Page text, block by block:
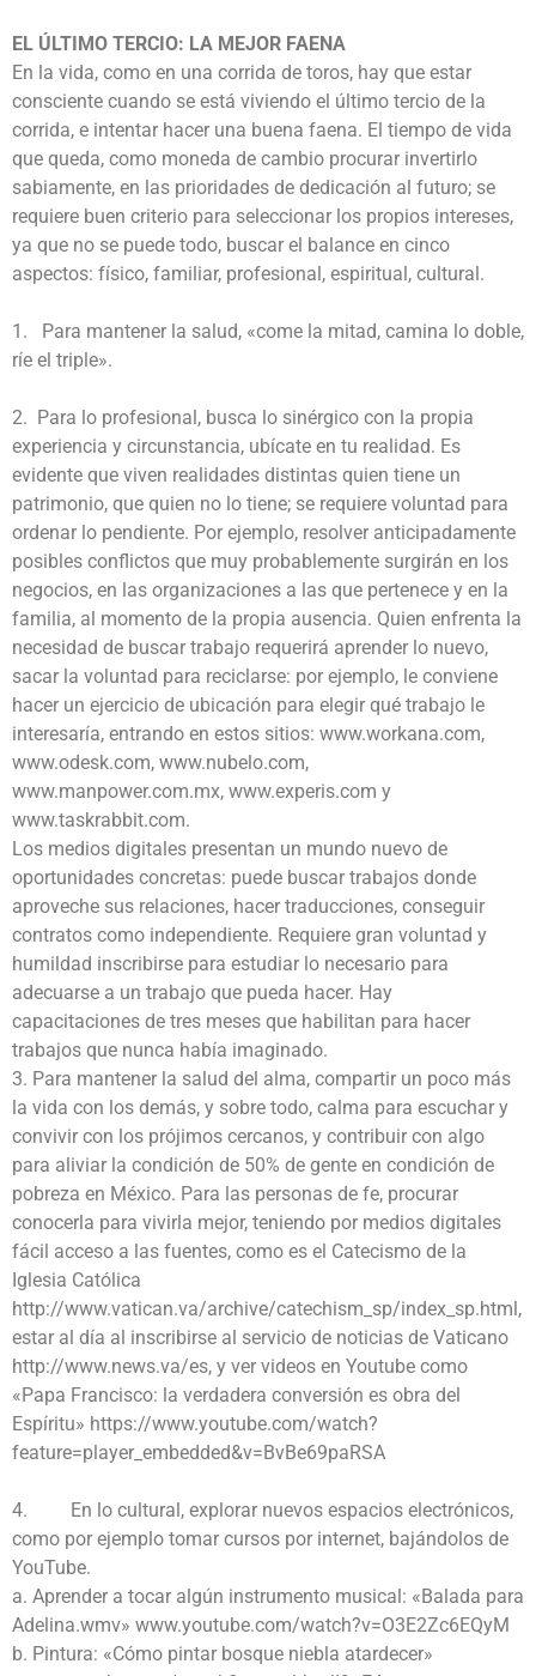
EL ÚLTIMO TERCIO: LA MEJOR FAENA
En la vida, como en una corrida de toros, hay que estar
consciente cuando se está viviendo el último tercio de la
corrida, e intentar hacer una buena faena. El tiempo de vida
que queda, como moneda de cambio procurar invertirlo
sabiamente, en las prioridades de dedicación al futuro; se
requiere buen criterio para seleccionar los propios intereses,
ya que no se puede todo, buscar el balance en cinco
aspectos: físico, familiar, profesional, espiritual, cultural.
1. Para mantener la salud, «come la mitad, camina lo doble,
ríe el triple».
2. Para lo profesional, busca lo sinérgico con la propia
experiencia y circunstancia, ubícate en tu realidad. Es
evidente que viven realidades distintas quien tiene un
patrimonio, que quien no lo tiene; se requiere voluntad para
ordenar lo pendiente. Por ejemplo, resolver anticipadamente
posibles conflictos que muy probablemente surgirán en los
negocios, en las organizaciones a las que pertenece y en la
familia, al momento de la propia ausencia. Quien enfrenta la
necesidad de buscar trabajo requerirá aprender lo nuevo,
sacar la voluntad para reciclarse: por ejemplo, le conviene
hacer un ejercicio de ubicación para elegir qué trabajo le
interesaría, entrando en estos sitios: www.workana.com,
www.odesk.com, www.nubelo.com,
www.manpower.com.mx, www.experis.com y
www.taskrabbit.com.
Los medios digitales presentan un mundo nuevo de
oportunidades concretas: puede buscar trabajos donde
aproveche sus relaciones, hacer traducciones, conseguir
contratos como independiente. Requiere gran voluntad y
humildad inscribirse para estudiar lo necesario para
adecuarse a un trabajo que pueda hacer. Hay
capacitaciones de tres meses que habilitan para hacer
trabajos que nunca había imaginado.
3. Para mantener la salud del alma, compartir un poco más
la vida con los demás, y sobre todo, calma para escuchar y
convivir con los prójimos cercanos, y contribuir con algo
para aliviar la condición de 50% de gente en condición de
pobreza en México. Para las personas de fe, procurar
conocerla para vivirla mejor, teniendo por medios digitales
fácil acceso a las fuentes, como es el Catecismo de la
Iglesia Católica
http://www.vatican.va/archive/catechism_sp/index_sp.html,
estar al día al inscribirse al servicio de noticias de Vaticano
http://www.news.va/es, y ver videos en Youtube como
«Papa Francisco: la verdadera conversión es obra del
Espíritu» https://www.youtube.com/watch?
feature=player_embedded&v=BvBe69paRSA
4. En lo cultural, explorar nuevos espacios electrónicos,
como por ejemplo tomar cursos por internet, bajándolos de
YouTube.
a. Aprender a tocar algún instrumento musical: «Balada para
Adelina.wmv» www.youtube.com/watch?v=O3E2Zc6EQyM
b. Pintura: «Cómo pintar bosque niebla atardecer»